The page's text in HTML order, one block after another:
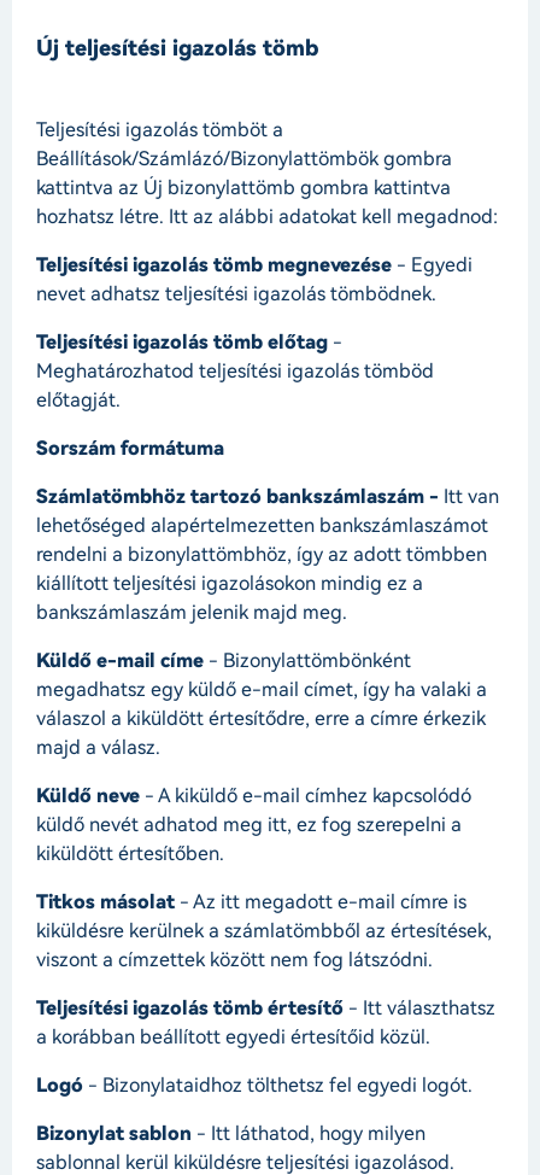
Új teljesítési igazolás tömb
Teljesítési igazolás tömböt a
Beállítások/Számlázó/Bizonylattömbök gombra
kattintva az Új bizonylattömb gombra kattintva
hozhatsz létre. Itt az alábbi adatokat kell megadnod:
Teljesítési igazolás tömb megnevezése - Egyedi
nevet adhatsz teljesítési igazolás tömbödnek.
Teljesítési igazolás tömb előtag -
Meghatározhatod teljesítési igazolás tömböd
előtagját.
Sorszám formátuma
Számlatömbhöz tartozó bankszámlaszám - Itt van
lehetőséged alapértelmezetten bankszámlaszámot
rendelni a bizonylattömbhöz, így az adott tömbben
kiállított teljesítési igazolásokon mindig ez a
bankszámlaszám jelenik majd meg.
Küldő e-mail címe - Bizonylattömbönként
megadhatsz egy küldő e-mail címet, így ha valaki a
válaszol a kiküldött értesítődre, erre a címre érkezik
majd a válasz.
Küldő neve - A kiküldő e-mail címhez kapcsolódó
küldő nevét adhatod meg itt, ez fog szerepelni a
kiküldött értesítőben.
Titkos másolat - Az itt megadott e-mail címre is
kiküldésre kerülnek a számlatömbből az értesítések,
viszont a címzettek között nem fog látszódni.
Teljesítési igazolás tömb értesítő - Itt választhatsz
a korábban beállított egyedi értesítőid közül.
Logó - Bizonylataidhoz tölthetsz fel egyedi logót.
Bizonylat sablon - Itt láthatod, hogy milyen
sablonnal kerül kiküldésre teljesítési igazolásod.